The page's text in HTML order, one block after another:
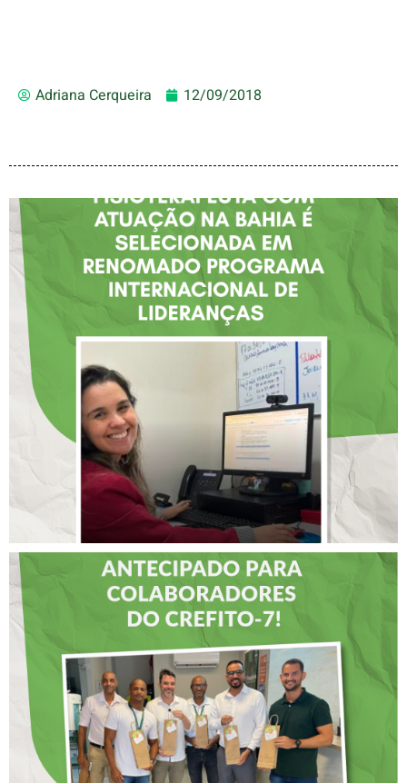
Adriana Cerqueira 12/09/2018
FISIOTERAPEUTA COM
ATUAÇÃO NA BAHIA É
SELECIONADA EM
RENOMADO PROGRAMA
INTERNACIONAL DE
LIDERANÇAS
DIA DOS PAIS É
ANTECIPADO PARA
COLABORADORES DO
CREFITO-7